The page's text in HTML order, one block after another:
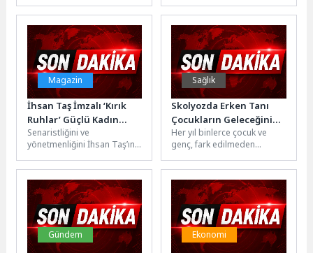
Liseler Arası Tiyatro
Buluşması, bu...
düzenleyeceği ücretsiz yaz
atölyelerinde müzikten
dansa,...
Magazin
İhsan Taş İmzalı ‘Kırık
Ruhlar’ Güçlü Kadın
Hikayeleriyle Geliyor
Senaristliğini ve
yönetmenliğini İhsan Taş’ın
dijital dizi projesi için hazırlık
süreci...
Sağlık
Skolyozda Erken Tanı
Çocukların Geleceğini
Koruyor
Her yıl binlerce çocuk ve
genç, fark edilmeden
eğriliğiyle yaşamını
sürdürüyor. Çoğu...
Gündem Ekonomi